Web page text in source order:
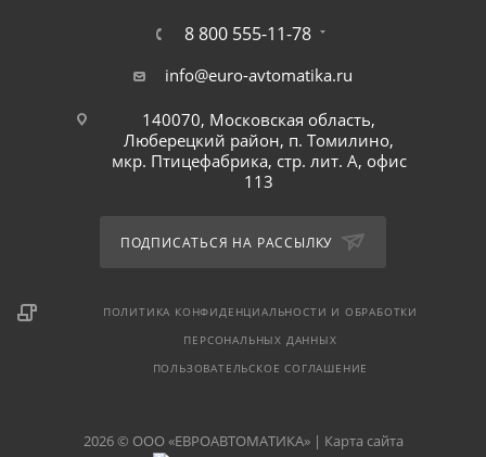
8 800 555-11-78
info@euro-avtomatika.ru
140070, Московская область,
Люберецкий район, п. Томилино,
мкр. Птицефабрика, стр. лит. А, офис
113
ПОДПИСАТЬСЯ НА РАССЫЛКУ
ПОЛИТИКА КОНФИДЕНЦИАЛЬНОСТИ И ОБРАБОТКИ
ПЕРСОНАЛЬНЫХ ДАННЫХ
ПОЛЬЗОВАТЕЛЬСКОЕ СОГЛАШЕНИЕ
2026 © ООО «ЕВРОАВТОМАТИКА» | Карта сайта